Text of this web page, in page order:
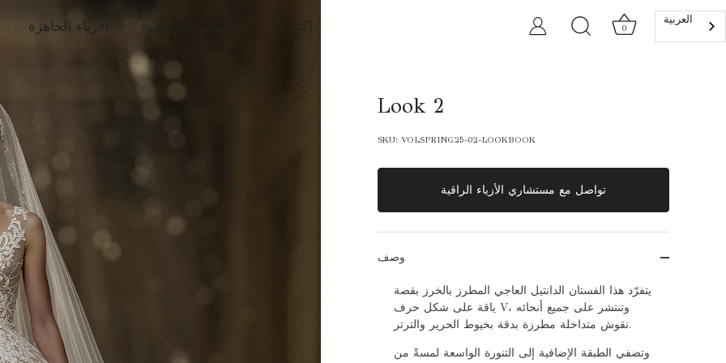
الأزياء الجاهزة فساتين الزفاف اكتشف 0
العربية‏
Look 2
SKU: VOLSPRING25-02-LOOKBOOK
تواصل مع مستشاري الأزياء الراقية
وصف
يتفرّد هذا الفستان الدانتيل العاجي المطرز بالخرز بقصة
ياقة على شكل حرف V، وتنتشر على جميع أنحائه
نقوش متداخلة مطرزة بدقة بخيوط الحرير والترتر.
وتضفي الطبقة الإضافية إلى التنورة الواسعة لمسةً من